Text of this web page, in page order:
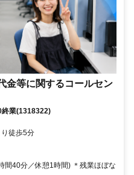
金等に関するコールセン
終業(1318322)
徒歩5分
間40分／休憩1時間) ＊残業ほぼな